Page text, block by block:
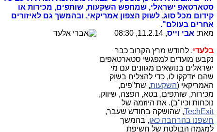
סטארטאפ ישראלי, שמחפש השקעות, שותפים, מכירות או
קידום מכל סוג, לשוק הצפון אמריקאי, ובהמשך גם לאיזורים
אחרים בעולם".
מאת: אבי וייס, 11.2.14, 08:30
בלעדי. לחודש מרץ הקרוב כבר
נקבעו מועדים למפגשי סטארטאפים
ישראלים בנושאים מגוונים עם מי
שהם יזדקקו לו, כדי להצליח בשוק
האמריקאי (השקעות, שת"פים,
מכירות, שותפים, בטא, הפצה, שיווק,
נוכחות וכיו"ב). את היוזמה של
TechExit, שהושקה בחודש שעבר,
חשפנו בהרחבה כאן, בהמשך
למגמה הבולטת של חשיפת